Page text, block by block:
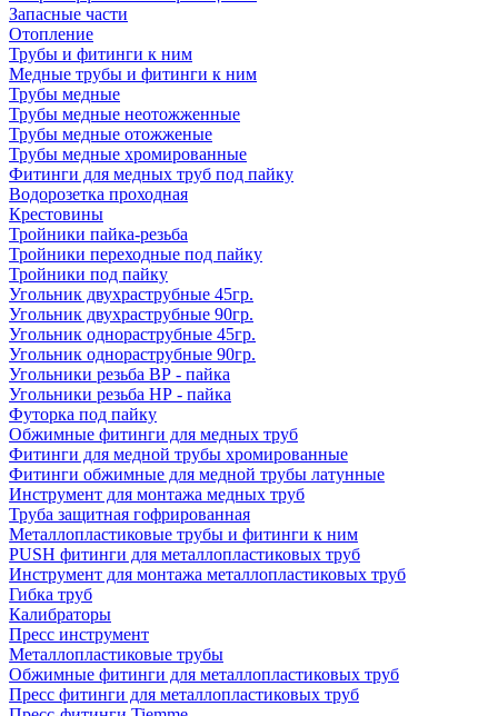
Запасные части
Отопление
Трубы и фитинги к ним
Медные трубы и фитинги к ним
Трубы медные
Трубы медные неотожженные
Трубы медные отожженые
Трубы медные хромированные
Фитинги для медных труб под пайку
Водорозетка проходная
Крестовины
Тройники пайка-резьба
Тройники переходные под пайку
Тройники под пайку
Угольник двухраструбные 45гр.
Угольник двухраструбные 90гр.
Угольник однораструбные 45гр.
Угольник однораструбные 90гр.
Угольники резьба ВР - пайка
Угольники резьба НР - пайка
Футорка под пайку
Обжимные фитинги для медных труб
Фитинги для медной трубы хромированные
Фитинги обжимные для медной трубы латунные
Инструмент для монтажа медных труб
Труба защитная гофрированная
Металлопластиковые трубы и фитинги к ним
PUSH фитинги для металлопластиковых труб
Инструмент для монтажа металлопластиковых труб
Гибка труб
Калибраторы
Пресс инструмент
Металлопластиковые трубы
Обжимные фитинги для металлопластиковых труб
Пресс фитинги для металлопластиковых труб